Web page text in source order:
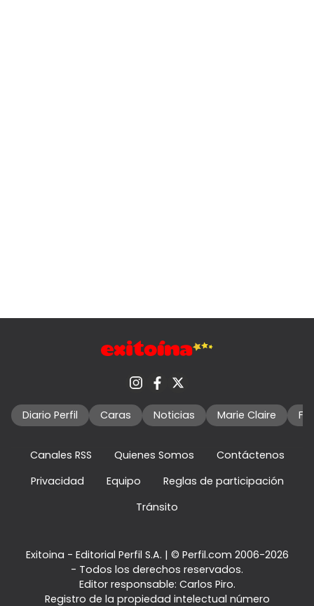
Diario Perfil Caras Noticias Marie Claire
Canales RSS Quienes Somos
Contáctenos
Privacidad
Equipo
Reglas de participación
Tránsito
Exitoina - Editorial Perfil S.A. | © Perfil.com 2006-2026
- Todos los derechos reservados.
Editor responsable: Carlos Piro.
Registro de la propiedad intelectual número